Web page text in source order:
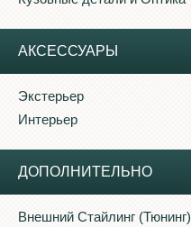
АКСЕССУАРЫ
Экстерьер
Интерьер
ДОПОЛНИТЕЛЬНО
Внешний Стайлинг (Тюнинг)